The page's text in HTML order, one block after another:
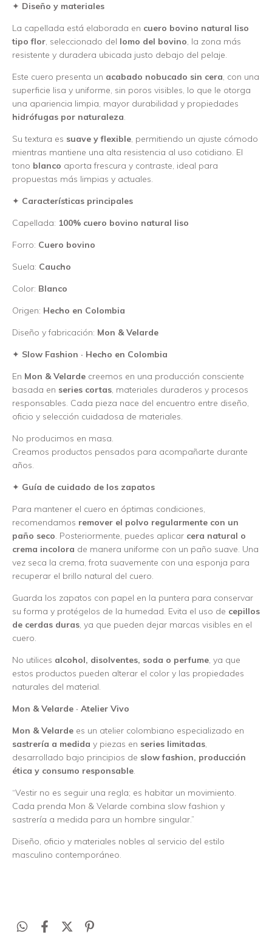
✦ Diseño y materiales
La capellada está elaborada en cuero bovino natural liso
tipo flor, seleccionado del lomo del bovino, la zona más
resistente y duradera ubicada justo debajo del pelaje.
Este cuero presenta un acabado nobucado sin cera, con una
superficie lisa y uniforme, sin poros visibles, lo que le otorga
una apariencia limpia, mayor durabilidad y propiedades
hidrófugas por naturaleza.
Su textura es suave y flexible, permitiendo un ajuste cómodo
mientras mantiene una alta resistencia al uso cotidiano. El
tono blanco aporta frescura y contraste, ideal para
propuestas más limpias y actuales.
✦ Características principales
Capellada: 100% cuero bovino natural liso
Forro: Cuero bovino
Suela: Caucho
Color: Blanco
Origen: Hecho en Colombia
Diseño y fabricación: Mon & Velarde
✦ Slow Fashion · Hecho en Colombia
En Mon & Velarde creemos en una producción consciente
basada en series cortas, materiales duraderos y procesos
responsables. Cada pieza nace del encuentro entre diseño,
oficio y selección cuidadosa de materiales.
No producimos en masa.
Creamos productos pensados para acompañarte durante
años.
✦ Guía de cuidado de los zapatos
Para mantener el cuero en óptimas condiciones,
recomendamos remover el polvo regularmente con un
paño seco. Posteriormente, puedes aplicar cera natural o
crema incolora de manera uniforme con un paño suave. Una
vez seca la crema, frota suavemente con una esponja para
recuperar el brillo natural del cuero.
Guarda los zapatos con papel en la puntera para conservar
su forma y protégelos de la humedad. Evita el uso de cepillos
de cerdas duras, ya que pueden dejar marcas visibles en el
cuero.
No utilices alcohol, disolventes, soda o perfume, ya que
estos productos pueden alterar el color y las propiedades
naturales del material.
Mon & Velarde · Atelier Vivo
Mon & Velarde es un atelier colombiano especializado en
sastrería a medida y piezas en series limitadas,
desarrollado bajo principios de slow fashion, producción
ética y consumo responsable.
“Vestir no es seguir una regla; es habitar un movimiento.
Cada prenda Mon & Velarde combina slow fashion y
sastrería a medida para un hombre singular.”
Diseño, oficio y materiales nobles al servicio del estilo
masculino contemporáneo.